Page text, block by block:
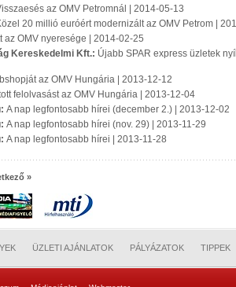
az OMV Petromnál | 2014-05-13
20 millió euróért modernizált az OMV Petrom |
az OMV nyeresége | 2014-02-25
Kereskedelmi Kft.: Újabb SPAR express üzletek
az OMV Hungária | 2013-12-12
felolvasást az OMV Hungária | 2013-12-04
A nap legfontosabb hírei (december 2.) | 2013-12-02
A nap legfontosabb hírei (nov. 29) | 2013-11-29
A nap legfontosabb hírei | 2013-11-28
»
ÜZLETI AJÁNLATOK PÁLYÁZATOK TIPPEK